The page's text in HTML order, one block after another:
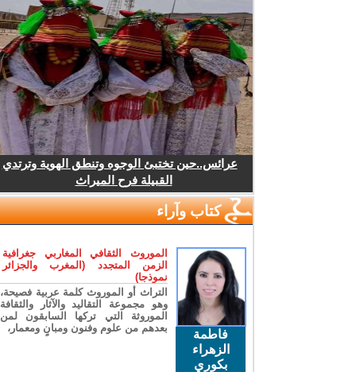
عرائس..حين تختبئ الوجوه وتنطق الهوية وترتدي
القبيلة فرح الميراث
كتاب وآراء
فاطمة
الزهراء
بكوري
الموروث الثقافي المغاربي جغرافية
الزمن المتجدد (المغرب والجزائر
نموذجا)
التراث أو الموروث كلمة عربية فصيحة،
وهو مجموعة التقاليد والآثار والثقافة
الموروثة التي تركها السابقون لمن
بعدهم من علوم وفنون ومبانٍ ومعمار،